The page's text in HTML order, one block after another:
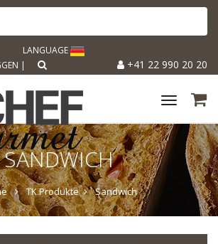
LANGUAGE
+41 22 990 20 20
|
Toggle
SANDWICH
TK Produkte Sandwich